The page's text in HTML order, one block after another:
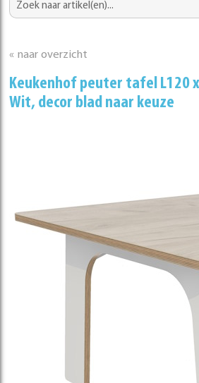
« naar overzicht
Keukenhof peuter tafel L120 x
Wit, decor blad naar keuze